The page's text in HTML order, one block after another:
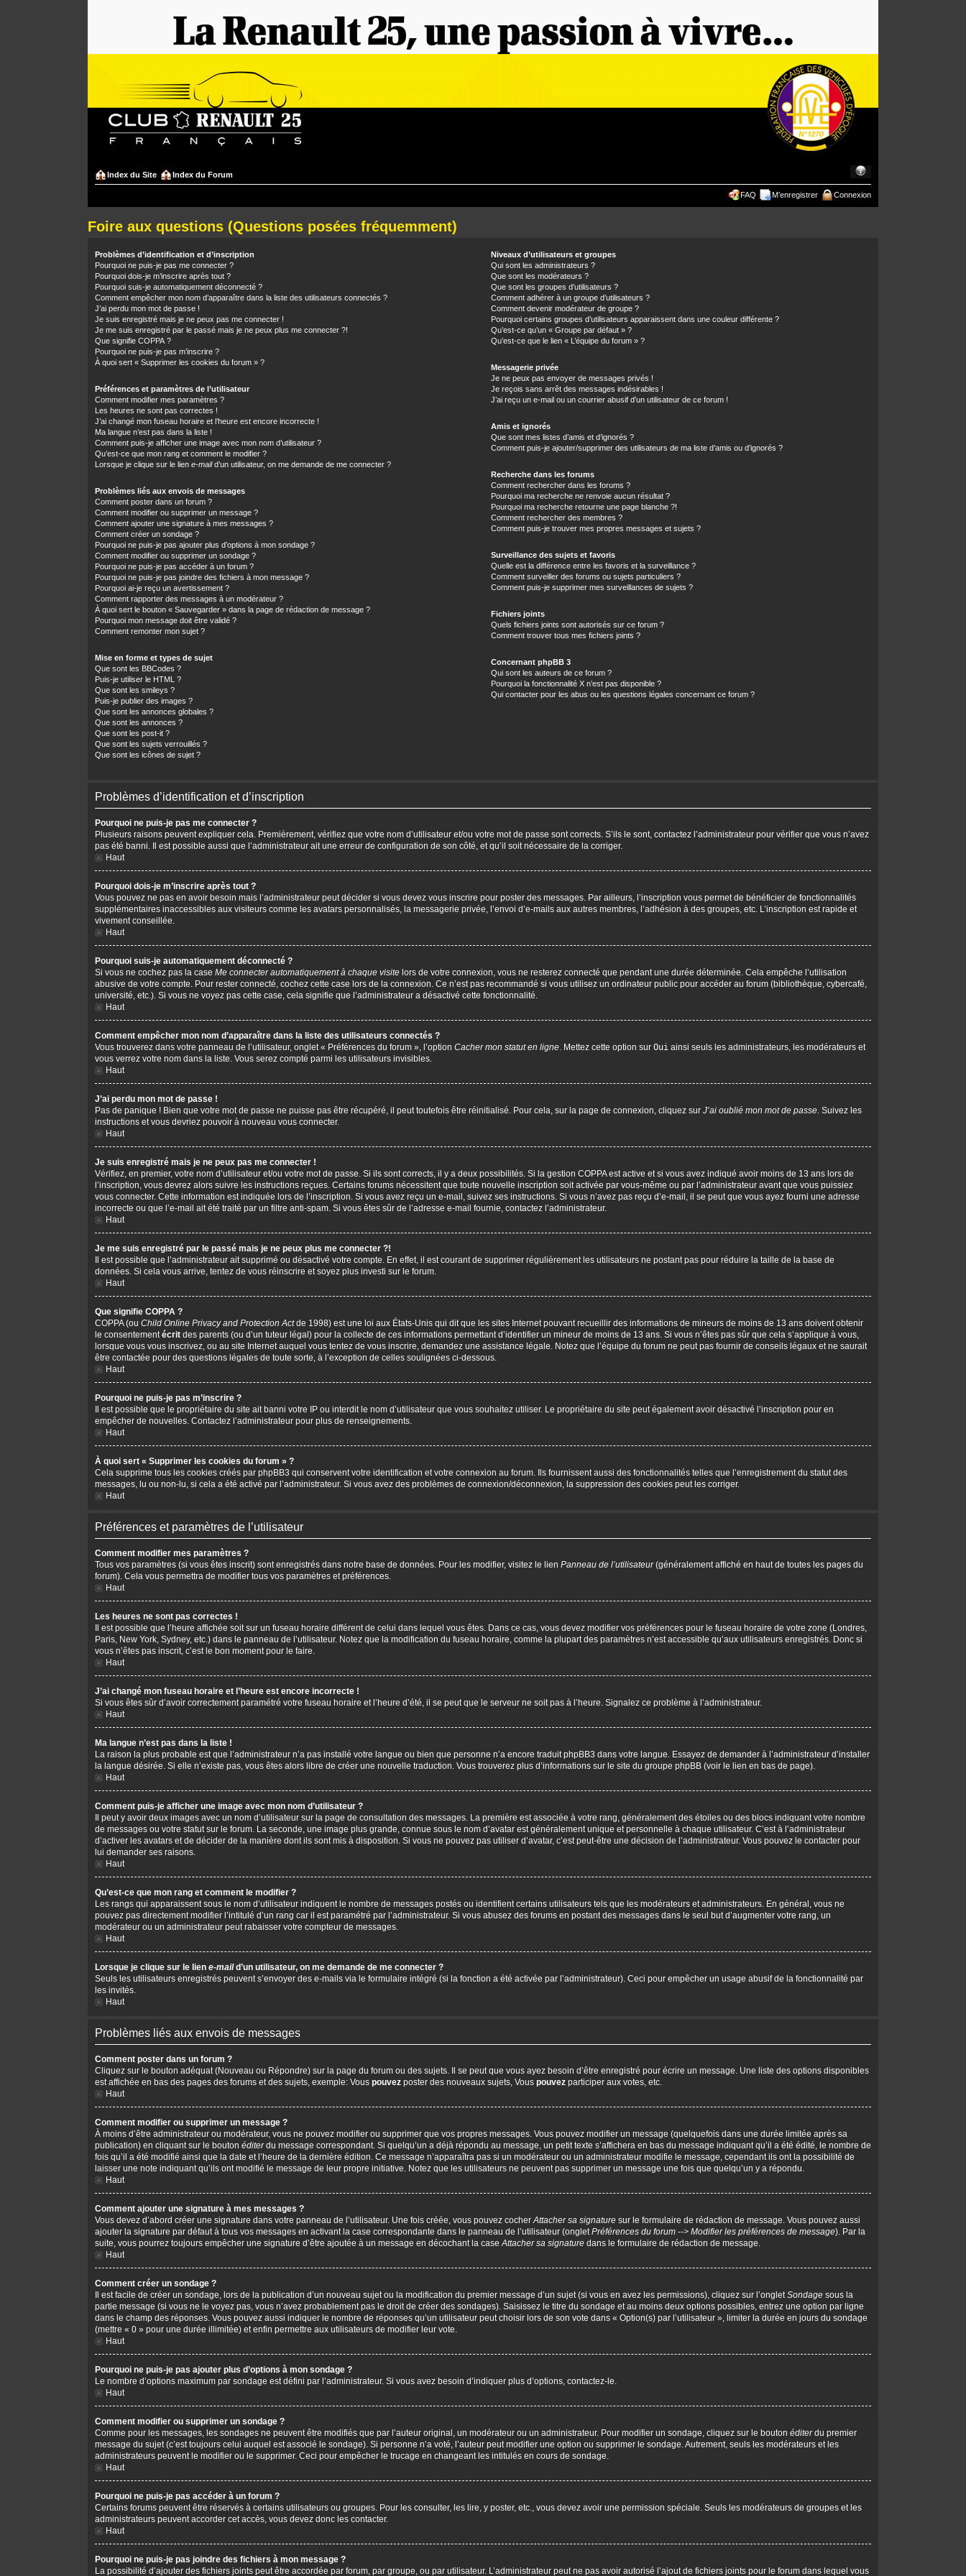
Index du Site Index du Forum
FAQ M’enregistrer Connexion
Foire aux questions (Questions posées fréquemment)
Problèmes d’identification et d’inscription
Pourquoi ne puis-je pas me connecter ?
Pourquoi dois-je m’inscrire après tout ?
Pourquoi suis-je automatiquement déconnecté ?
Comment empêcher mon nom d’apparaître dans la liste des utilisateurs connectés ?
J’ai perdu mon mot de passe !
Je suis enregistré mais je ne peux pas me connecter !
Je me suis enregistré par le passé mais je ne peux plus me connecter ?!
Que signifie COPPA ?
Pourquoi ne puis-je pas m’inscrire ?
À quoi sert « Supprimer les cookies du forum » ?
Préférences et paramètres de l’utilisateur
Comment modifier mes paramètres ?
Les heures ne sont pas correctes !
J’ai changé mon fuseau horaire et l’heure est encore incorrecte !
Ma langue n’est pas dans la liste !
Comment puis-je afficher une image avec mon nom d’utilisateur ?
Qu’est-ce que mon rang et comment le modifier ?
Lorsque je clique sur le lien e-maild’un utilisateur, on me demande de me connecter ?
Problèmes liés aux envois de messages
Comment poster dans un forum ?
Comment modifier ou supprimer un message ?
Comment ajouter une signature à mes messages ?
Comment créer un sondage ?
Pourquoi ne puis-je pas ajouter plus d’options à mon sondage ?
Comment modifier ou supprimer un sondage ?
Pourquoi ne puis-je pas accéder à un forum ?
Pourquoi ne puis-je pas joindre des fichiers à mon message ?
Pourquoi ai-je reçu un avertissement ?
Comment rapporter des messages à un modérateur ?
À quoi sert le bouton « Sauvegarder » dans la page de rédaction de message ?
Pourquoi mon message doit être validé ?
Comment remonter mon sujet ?
Mise en forme et types de sujet
Que sont les BBCodes ?
Puis-je utiliser le HTML ?
Que sont les smileys ?
Puis-je publier des images ?
Que sont les annonces globales ?
Que sont les annonces ?
Que sont les post-it ?
Que sont les sujets verrouillés ?
Que sont les icônes de sujet ?
Niveaux d’utilisateurs et groupes
Qui sont les administrateurs ?
Que sont les modérateurs ?
Que sont les groupes d’utilisateurs ?
Comment adhérer à un groupe d’utilisateurs ?
Comment devenir modérateur de groupe ?
Pourquoi certains groupes d’utilisateurs apparaissent dans une couleur différente ?
Qu’est-ce qu’un « Groupe par défaut » ?
Qu’est-ce que le lien « L’équipe du forum » ?
Messagerie privée
Je ne peux pas envoyer de messages privés !
Je reçois sans arrêt des messages indésirables !
J’ai reçu un e-mail ou un courrier abusif d’un utilisateur de ce forum !
Amis et ignorés
Que sont mes listes d’amis et d’ignorés ?
Comment puis-je ajouter/supprimer des utilisateurs de ma liste d’amis ou d’ignorés ?
Recherche dans les forums
Comment rechercher dans les forums ?
Pourquoi ma recherche ne renvoie aucun résultat ?
Pourquoi ma recherche retourne une page blanche ?!
Comment rechercher des membres ?
Comment puis-je trouver mes propres messages et sujets ?
Surveillance des sujets et favoris
Quelle est la différence entre les favoris et la surveillance ?
Comment surveiller des forums ou sujets particuliers ?
Comment puis-je supprimer mes surveillances de sujets ?
Fichiers joints
Quels fichiers joints sont autorisés sur ce forum ?
Comment trouver tous mes fichiers joints ?
Concernant phpBB 3
Qui sont les auteurs de ce forum ?
Pourquoi la fonctionnalité X n’est pas disponible ?
Qui contacter pour les abus ou les questions légales concernant ce forum ?
Problèmes d’identification et d’inscription
Pourquoi ne puis-je pas me connecter ?
Plusieurs raisons peuvent expliquer cela. Premièrement, vérifiez que votre nom d’utilisateur et/ou votre mot de passe sont corrects. S’ils le sont, contactez l’administrateur pour vérifier que vous n’avez
pas été banni. Il est possible aussi que l’administrateur ait une erreur de configuration de son côté, et qu’il soit nécessaire de la corriger.
Haut
Pourquoi dois-je m’inscrire après tout ?
Vous pouvez ne pas en avoir besoin mais l’administrateur peut décider si vous devez vous inscrire pour poster des messages. Par ailleurs, l’inscription vous permet de bénéficier de fonctionnalités
supplémentaires inaccessibles aux visiteurs comme les avatars personnalisés, la messagerie privée, l’envoi d’e-mails aux autres membres, l’adhésion à des groupes, etc. L’inscription est rapide et
vivement conseillée.
Haut
Pourquoi suis-je automatiquement déconnecté ?
Si vous ne cochez pas la case Me connecter automatiquement à chaque visite lors de votre connexion, vous ne resterez connecté que pendant une durée déterminée. Cela empêche l’utilisation
abusive de votre compte. Pour rester connecté, cochez cette case lors de la connexion. Ce n’est pas recommandé si vous utilisez un ordinateur public pour accéder au forum (bibliothèque, cybercafé,
université, etc.). Si vous ne voyez pas cette case, cela signifie que l’administrateur a désactivé cette fonctionnalité.
Haut
Comment empêcher mon nom d’apparaître dans la liste des utilisateurs connectés ?
Vous trouverez dans votre panneau de l’utilisateur, onglet « Préférences du forum », l’option Cacher mon statut en ligne. Mettez cette option sur Oui ainsi seuls les administrateurs, les modérateurs et
vous verrez votre nom dans la liste. Vous serez compté parmi les utilisateurs invisibles.
Haut
J’ai perdu mon mot de passe !
Pas de panique ! Bien que votre mot de passe ne puisse pas être récupéré, il peut toutefois être réinitialisé. Pour cela, sur la page de connexion, cliquez sur J’ai oublié mon mot de passe. Suivez les
instructions et vous devriez pouvoir à nouveau vous connecter.
Haut
Je suis enregistré mais je ne peux pas me connecter !
Vérifiez, en premier, votre nom d’utilisateur et/ou votre mot de passe. Si ils sont corrects, il y a deux possibilités. Si la gestion COPPA est active et si vous avez indiqué avoir moins de 13 ans lors de
l’inscription, vous devrez alors suivre les instructions reçues. Certains forums nécessitent que toute nouvelle inscription soit activée par vous-même ou par l’administrateur avant que vous puissiez
vous connecter. Cette information est indiquée lors de l’inscription. Si vous avez reçu un e-mail, suivez ses instructions. Si vous n’avez pas reçu d’e-mail, il se peut que vous ayez fourni une adresse
incorrecte ou que l’e-mail ait été traité par un filtre anti-spam. Si vous êtes sûr de l’adresse e-mail fournie, contactez l’administrateur.
Haut
Je me suis enregistré par le passé mais je ne peux plus me connecter ?!
Il est possible que l’administrateur ait supprimé ou désactivé votre compte. En effet, il est courant de supprimer régulièrement les utilisateurs ne postant pas pour réduire la taille de la base de
données. Si cela vous arrive, tentez de vous réinscrire et soyez plus investi sur le forum.
Haut
Que signifie COPPA ?
COPPA (ou Child Online Privacy and Protection Actde 1998) est une loi aux États-Unis qui dit que les sites Internet pouvant recueillir des informations de mineurs de moins de 13 ans doivent obtenir
le consentementécrit des parents (ou d’un tuteur légal) pour la collecte de ces informations permettant d’identifier un mineur de moins de 13 ans. Si vous n’êtes pas sûr que cela s’applique à vous,
lorsque vous vous inscrivez, ou au site Internet auquel vous tentez de vous inscrire, demandez une assistance légale. Notez que l’équipe du forum ne peut pas fournir de conseils légaux et ne saurait
être contactée pour des questions légales de toute sorte, à l’exception de celles soulignées ci-dessous.
Haut
Pourquoi ne puis-je pas m’inscrire ?
Il est possible que le propriétaire du site ait banni votre IP ou interdit le nom d’utilisateur que vous souhaitez utiliser. Le propriétaire du site peut également avoir désactivé l’inscription pour en
empêcher de nouvelles. Contactez l’administrateur pour plus de renseignements.
Haut
À quoi sert « Supprimer les cookies du forum » ?
Cela supprime tous les cookies créés par phpBB3 qui conservent votre identification et votre connexion au forum. Ils fournissent aussi des fonctionnalités telles que l’enregistrement du statut des
messages, lu ou non-lu, si cela a été activé par l’administrateur. Si vous avez des problèmes de connexion/déconnexion, la suppression des cookies peut les corriger.
Haut
Préférences et paramètres de l’utilisateur
Comment modifier mes paramètres ?
Tous vos paramètres (si vous êtes inscrit) sont enregistrés dans notre base de données. Pour les modifier, visitez le lien Panneau de l’utilisateur(généralement affiché en haut de toutes les pages du
forum). Cela vous permettra de modifier tous vos paramètres et préférences.
Haut
Les heures ne sont pas correctes !
Il est possible que l’heure affichée soit sur un fuseau horaire différent de celui dans lequel vous êtes. Dans ce cas, vous devez modifier vos préférences pour le fuseau horaire de votre zone (Londres,
Paris, New York, Sydney, etc.) dans le panneau de l’utilisateur. Notez que la modification du fuseau horaire, comme la plupart des paramètres n’est accessible qu’aux utilisateurs enregistrés. Donc si
vous n’êtes pas inscrit, c’est le bon moment pour le faire.
Haut
J’ai changé mon fuseau horaire et l’heure est encore incorrecte !
Si vous êtes sûr d’avoir correctement paramétré votre fuseau horaire et l’heure d’été, il se peut que le serveur ne soit pas à l’heure. Signalez ce problème à l’administrateur.
Haut
Ma langue n’est pas dans la liste !
La raison la plus probable est que l’administrateur n’a pas installé votre langue ou bien que personne n’a encore traduit phpBB3 dans votre langue. Essayez de demander à l’administrateur d’installer
la langue désirée. Si elle n’existe pas, vous êtes alors libre de créer une nouvelle traduction. Vous trouverez plus d’informations sur le site du groupe phpBB (voir le lien en bas de page).
Haut
Comment puis-je afficher une image avec mon nom d’utilisateur ?
Il peut y avoir deux images avec un nom d’utilisateur sur la page de consultation des messages. La première est associée à votre rang, généralement des étoiles ou des blocs indiquant votre nombre
de messages ou votre statut sur le forum. La seconde, une image plus grande, connue sous le nom d’avatar est généralement unique et personnelle à chaque utilisateur. C’est à l’administrateur
d’activer les avatars et de décider de la manière dont ils sont mis à disposition. Si vous ne pouvez pas utiliser d’avatar, c’est peut-être une décision de l’administrateur. Vous pouvez le contacter pour
lui demander ses raisons.
Haut
Qu’est-ce que mon rang et comment le modifier ?
Les rangs qui apparaissent sous le nom d’utilisateur indiquent le nombre de messages postés ou identifient certains utilisateurs tels que les modérateurs et administrateurs. En général, vous ne
pouvez pas directement modifier l’intitulé d’un rang car il est paramétré par l’administrateur. Si vous abusez des forums en postant des messages dans le seul but d’augmenter votre rang, un
modérateur ou un administrateur peut rabaisser votre compteur de messages.
Haut
Lorsque je clique sur le lien e-maild’un utilisateur, on me demande de me connecter ?
Seuls les utilisateurs enregistrés peuvent s’envoyer des e-mails via le formulaire intégré (si la fonction a été activée par l’administrateur). Ceci pour empêcher un usage abusif de la fonctionnalité par
les invités.
Haut
Problèmes liés aux envois de messages
Comment poster dans un forum ?
Cliquez sur le bouton adéquat (Nouveau ou Répondre) sur la page du forum ou des sujets. Il se peut que vous ayez besoin d’être enregistré pour écrire un message. Une liste des options disponibles
est affichée en bas des pages des forums et des sujets, exemple: Vous pouvez poster des nouveaux sujets, Vous pouvez participer aux votes, etc.
Haut
Comment modifier ou supprimer un message ?
À moins d’être administrateur ou modérateur, vous ne pouvez modifier ou supprimer que vos propres messages. Vous pouvez modifier un message (quelquefois dans une durée limitée après sa
publication) en cliquant sur le bouton éditerdu message correspondant. Si quelqu’un a déjà répondu au message, un petit texte s’affichera en bas du message indiquant qu’il a été édité, le nombre de
fois qu’il a été modifié ainsi que la date et l’heure de la dernière édition. Ce message n’apparaîtra pas si un modérateur ou un administrateur modifie le message, cependant ils ont la possibilité de
laisser une note indiquant qu’ils ont modifié le message de leur propre initiative. Notez que les utilisateurs ne peuvent pas supprimer un message une fois que quelqu’un y a répondu.
Haut
Comment ajouter une signature à mes messages ?
Vous devez d’abord créer une signature dans votre panneau de l’utilisateur. Une fois créée, vous pouvez cocherAttacher sa signature sur le formulaire de rédaction de message. Vous pouvez aussi
ajouter la signature par défaut à tous vos messages en activant la case correspondante dans le panneau de l’utilisateur (ongletPréférences du forum --> Modifier les préférences de message). Par la
suite, vous pourrez toujours empêcher une signature d’être ajoutée à un message en décochant la caseAttacher sa signature dans le formulaire de rédaction de message.
Haut
Comment créer un sondage ?
Il est facile de créer un sondage, lors de la publication d’un nouveau sujet ou la modification du premier message d’un sujet (si vous en avez les permissions), cliquez sur l’ongletSondage sous la
partie message (si vous ne le voyez pas, vous n’avez probablement pas le droit de créer des sondages). Saisissez le titre du sondage et au moins deux options possibles, entrez une option par ligne
dans le champ des réponses. Vous pouvez aussi indiquer le nombre de réponses qu’un utilisateur peut choisir lors de son vote dans « Option(s) par l’utilisateur », limiter la durée en jours du sondage
(mettre « 0 » pour une durée illimitée) et enfin permettre aux utilisateurs de modifier leur vote.
Haut
Pourquoi ne puis-je pas ajouter plus d’options à mon sondage ?
Le nombre d’options maximum par sondage est défini par l’administrateur. Si vous avez besoin d’indiquer plus d’options, contactez-le.
Haut
Comment modifier ou supprimer un sondage ?
Comme pour les messages, les sondages ne peuvent être modifiés que par l’auteur original, un modérateur ou un administrateur. Pour modifier un sondage, cliquez sur le bouton éditerdu premier
message du sujet (c’est toujours celui auquel est associé le sondage). Si personne n’a voté, l’auteur peut modifier une option ou supprimer le sondage. Autrement, seuls les modérateurs et les
administrateurs peuvent le modifier ou le supprimer. Ceci pour empêcher le trucage en changeant les intitulés en cours de sondage.
Haut
Pourquoi ne puis-je pas accéder à un forum ?
Certains forums peuvent être réservés à certains utilisateurs ou groupes. Pour les consulter, les lire, y poster, etc., vous devez avoir une permission spéciale. Seuls les modérateurs de groupes et les
administrateurs peuvent accorder cet accès, vous devez donc les contacter.
Haut
Pourquoi ne puis-je pas joindre des fichiers à mon message ?
La possibilité d’ajouter des fichiers joints peut être accordée par forum, par groupe, ou par utilisateur. L’administrateur peut ne pas avoir autorisé l’ajout de fichiers joints pour le forum dans lequel vous